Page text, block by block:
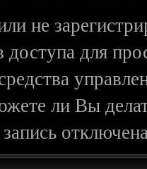
не
доступа для
ли Вы